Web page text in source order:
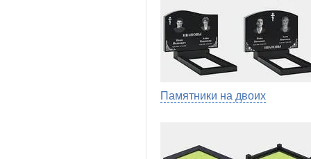
Памятники на двоих